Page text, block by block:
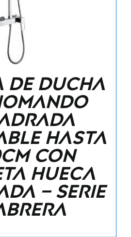
de ducha
hasta
con
hueca
– Serie